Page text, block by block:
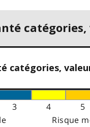
catégories,
3 4 5
Risque